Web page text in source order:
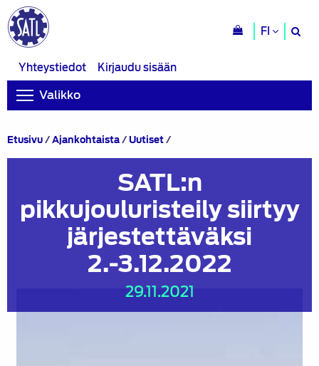
FI
Yhteystiedot
Kirjaudu sisään
Valikko
Etusivu/Ajankohtaista/Uutiset/SATL:n
järjestettäväksi
2.-3.12.2022
SATL:n
pikkujouluristeily siirtyy
järjestettäväksi
2.-3.12.2022
29.11.2021